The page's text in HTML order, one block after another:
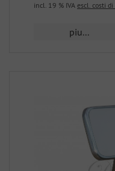
incl. 19 % IVA escl. costi
piu...